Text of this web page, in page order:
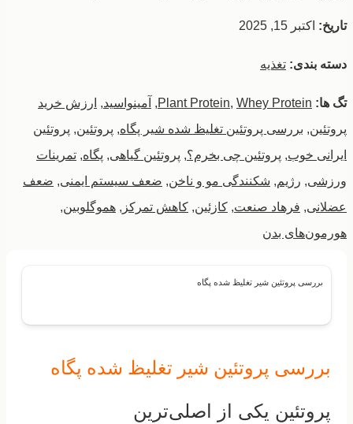
تاریخ: اکتبر 15, 2025
دسته بندی: تغذیه
تگ ها: Plant Protein, Whey Protein
, آمینواسید, ارزش خرید
پروتئین, بررسی پروتئین تغلیظ شده شیر پگاه, پروتئین, پروتئین
ایرانی خوب, پروتئین چی بخرم؟, پروتئین گیاهی, پگاه, تمرینات
ورزشی, رژیم, شکنندگی مو و ناخن, ضعف سیستم ایمنی, ضعف
عضلانی, فرهاد صنعت, کازئین, کاهش تمرکز , هموگلوبین,
هورمون‌های بدن
بررسی پروتئین شیر تغلیظ شده پگاه
بررسی پروتئین شیر تغلیظ شده پگاه
پروتئین یکی از اصلی‌ترین